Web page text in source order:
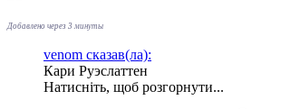
Добавлено через 3 минуты
venom сказав(ла):
Кари Руэслаттен
Натисніть, щоб розгорнути...